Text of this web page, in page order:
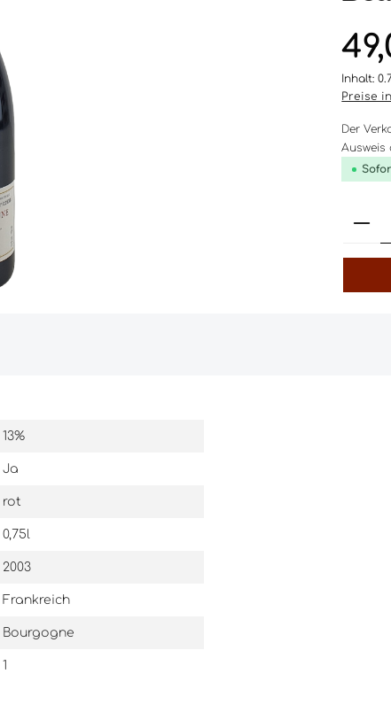
Inhalt:
Preise
Der
Ausweis
13%
Ja
rot
0,75l
2003
Frankreich
Bourgogne
1